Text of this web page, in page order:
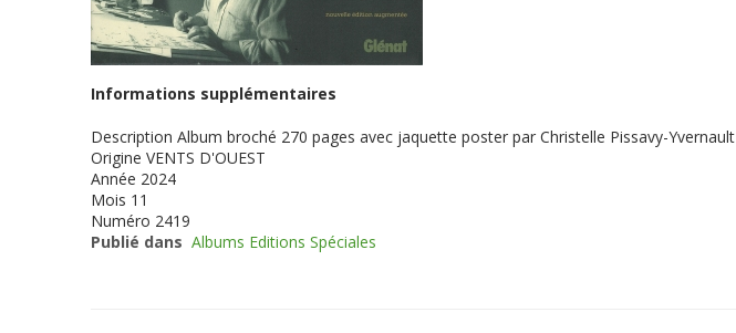
Informations supplémentaires
Description Album broché 270 pages avec jaquette poster par Christelle Pissavy-Yvernault
Origine VENTS D'OUEST
Année 2024
Mois 11
Numéro 2419
Publié dans Albums Editions Spéciales